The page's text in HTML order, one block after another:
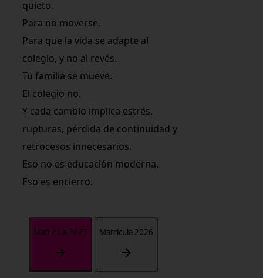
quieto.
Para no moverse.
Para que la vida se adapte al
colegio, y no al revés.
Tu familia se mueve.
El colegio no.
Y cada cambio implica estrés,
rupturas, pérdida de continuidad y
retrocesos innecesarios.
Eso no es educación moderna.
Eso es encierro.
Matrícula 2027 Matrícula 2026